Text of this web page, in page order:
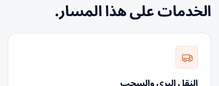
الخدمات على هذا المسار.
النقل البري والسحب